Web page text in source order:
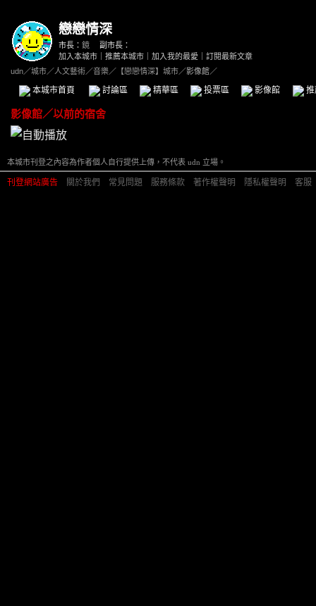
戀戀情深
市長： 鏡
副市長：
加入本城市
推薦本城市 加入我的最愛
訂閱最新文章
udn／城市／人文藝術／音樂／ 【戀戀情深】城市／影像館／
本城市首頁 討論區 精華區 投票區 影像館
影像館／以前的宿舍
本城市刊登之內容為作者個人自行提供上傳，不代表 udn 立場。
刊登網站廣告 關於我們 常見問題 服務條款 著作權聲明 隱私權聲明 客服